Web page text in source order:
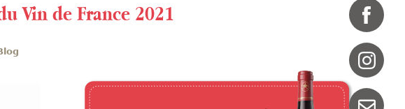
Vin de France 2021